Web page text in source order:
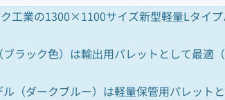
工業の1300×1100サイズ新型軽量Lタイプ
ラック色）は輸出用パレットとして最適
（ダークブルー）は軽量保管用パレット